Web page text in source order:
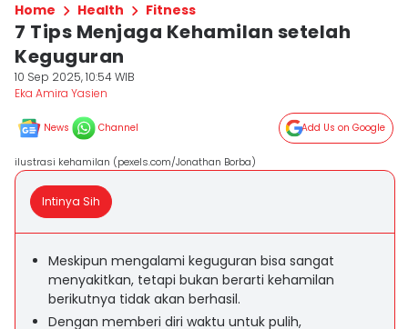
Home Health Fitness
7 Tips Menjaga Kehamilan setelah
Keguguran
10 Sep 2025, 10:54 WIB
Eka Amira Yasien
News Channel Add Us on Google
ilustrasi kehamilan (pexels.com/Jonathan Borba)
Intinya Sih
Meskipun mengalami keguguran bisa sangat
menyakitkan, tetapi bukan berarti kehamilan
berikutnya tidak akan berhasil.
Dengan memberi diri waktu untuk pulih,